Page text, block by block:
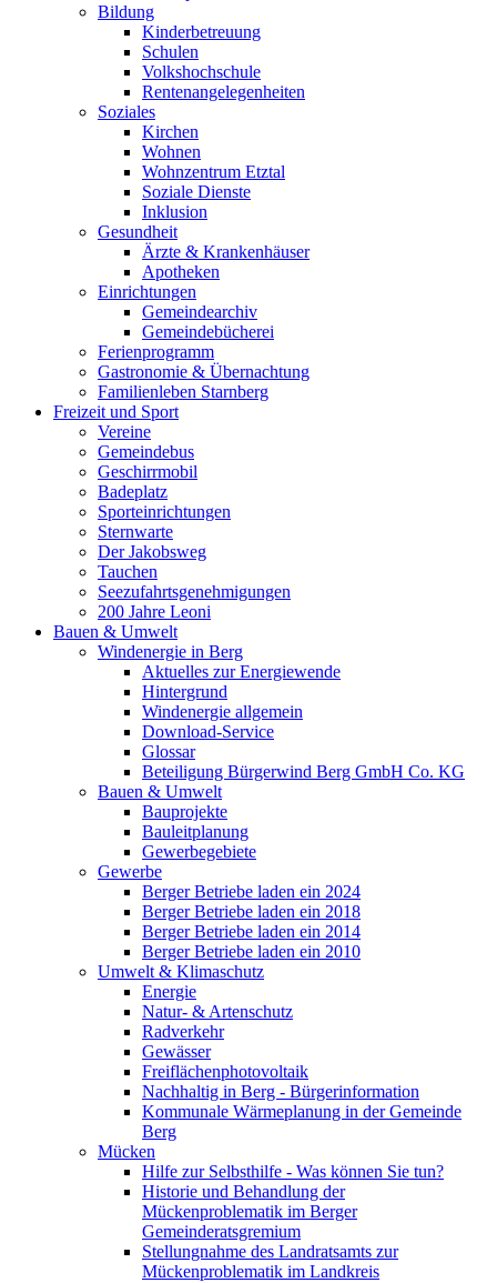
Bildung
Kinderbetreuung
Schulen
Volkshochschule
Rentenangelegenheiten
Soziales
Kirchen
Wohnen
Wohnzentrum Etztal
Soziale Dienste
Inklusion
Gesundheit
Ärzte & Krankenhäuser
Apotheken
Einrichtungen
Gemeindearchiv
Gemeindebücherei
Ferienprogramm
Gastronomie & Übernachtung
Familienleben Starnberg
Freizeit und Sport
Vereine
Gemeindebus
Geschirrmobil
Badeplatz
Sporteinrichtungen
Sternwarte
Der Jakobsweg
Tauchen
Seezufahrtsgenehmigungen
200 Jahre Leoni
Bauen & Umwelt
Windenergie in Berg
Aktuelles zur Energiewende
Hintergrund
Windenergie allgemein
Download-Service
Glossar
Beteiligung Bürgerwind Berg GmbH Co. KG
Bauen & Umwelt
Bauprojekte
Bauleitplanung
Gewerbegebiete
Gewerbe
Berger Betriebe laden ein 2024
Berger Betriebe laden ein 2018
Berger Betriebe laden ein 2014
Berger Betriebe laden ein 2010
Umwelt & Klimaschutz
Energie
Natur- & Artenschutz
Radverkehr
Gewässer
Freiflächenphotovoltaik
Nachhaltig in Berg - Bürgerinformation
Kommunale Wärmeplanung in der Gemeinde
Berg
Mücken
Hilfe zur Selbsthilfe - Was können Sie tun?
Historie und Behandlung der
Mückenproblematik im Berger
Gemeinderatsgremium
Stellungnahme des Landratsamts zur
Mückenproblematik im Landkreis